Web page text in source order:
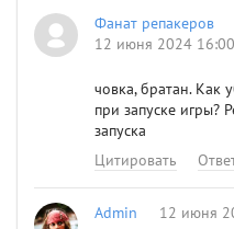
Фанат репакеров
12 июня 2024 16:00
човка, братан. Как
при запуске игры?
запуска
Цитировать
Admin 12 июня